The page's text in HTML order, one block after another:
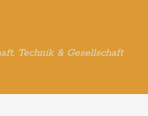
Technik & Gesellschaft